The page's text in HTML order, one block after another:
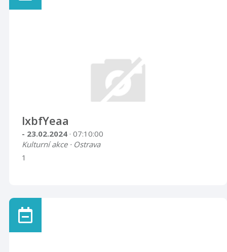
lxbfYeaa
- 23.02.2024 · 07:10:00
Kulturní akce · Ostrava
1